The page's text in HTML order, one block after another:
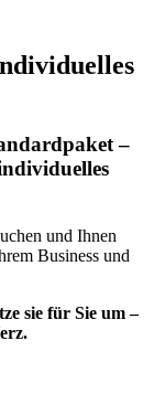
–
und Ihnen
Business und
sie für Sie um –